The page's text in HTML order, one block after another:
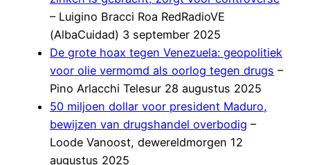
– Luigino Bracci Roa RedRadioVE
(AlbaCuidad) 3 september 2025
De grote hoax tegen Venezuela: geopolitiek
voor olie vermomd als oorlog tegen drugs –
Pino Arlacchi Telesur 28 augustus 2025
50 miljoen dollar voor president Maduro,
bewijzen van drugshandel overbodig –
Loode Vanoost, dewereldmorgen 12
augustus 2025